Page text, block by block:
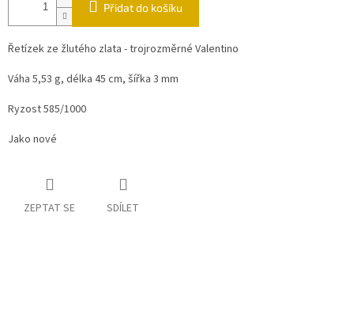
Přidat do košíku
Řetízek ze žlutého zlata - trojrozměrné Valentino
Váha 5,53 g, délka 45 cm, šířka 3 mm
Ryzost 585/1000
Jako nové
ZEPTAT SE SDÍLET